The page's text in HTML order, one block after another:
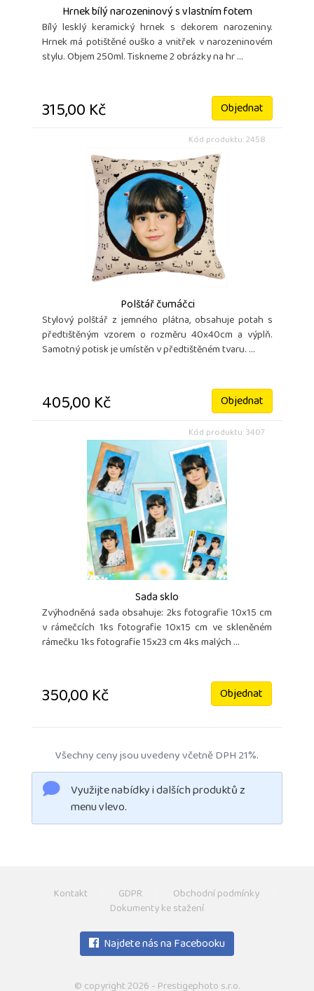
Hrnek bílý narozeninový s vlastním fotem
Bílý lesklý keramický hrnek s dekorem narozeniny.
Hrnek má potištěné ouško a vnitřek v narozeninovém
stylu. Objem 250ml. Tiskneme 2 obrázky na hr ...
315,00 Kč Objednat
Kód produktu: 2458
Polštář čumáčci
Stylový polštář z jemného plátna, obsahuje potah s
předtištěným vzorem o rozměru 40x40cm a výplň.
Samotný potisk je umístěn v předtištěném tvaru. ...
405,00 Kč Objednat
Kód produktu: 3407
Sada sklo
Zvýhodněná sada obsahuje: 2ks fotografie 10x15 cm
v rámečcích 1ks fotografie 10x15 cm ve skleněném
rámečku 1ks fotografie 15x23 cm 4ks malých ...
350,00 Kč Objednat
Všechny ceny jsou uvedeny včetně DPH 21%.
Využijte nabídky i dalších produktů z
menu vlevo.
Kontakt GDPR Obchodní podmínky
Dokumenty ke stažení
Najdete nás na Facebooku